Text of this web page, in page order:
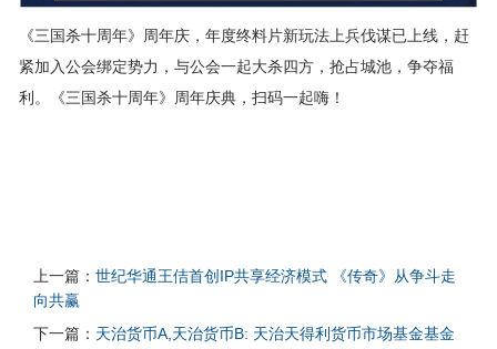
《三国杀十周年》周年庆，年度终料片新玩法上兵伐谋已上线，赶
紧加入公会绑定势力，与公会一起大杀四方，抢占城池，争夺福
利。《三国杀十周年》周年庆典，扫码一起嗨！
上一篇： 世纪华通王佶首创IP共享经济模式 《传奇》从争斗走
向共赢
下一篇： 天治货币A,天治货币B: 天治天得利货币市场基金基金